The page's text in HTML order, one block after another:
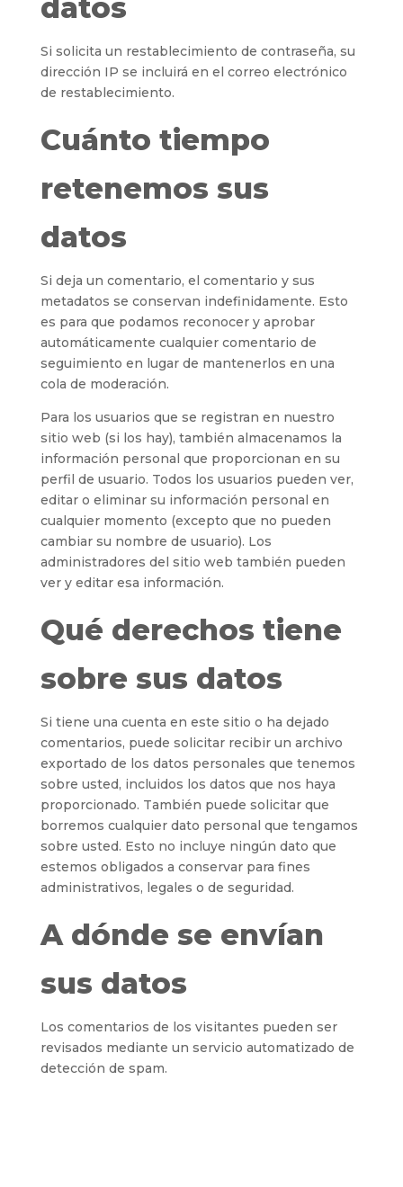
datos
Si solicita un restablecimiento de contraseña, su
dirección IP se incluirá en el correo electrónico
de restablecimiento.
Cuánto tiempo
retenemos sus
datos
Si deja un comentario, el comentario y sus
metadatos se conservan indefinidamente. Esto
es para que podamos reconocer y aprobar
automáticamente cualquier comentario de
seguimiento en lugar de mantenerlos en una
cola de moderación.
Para los usuarios que se registran en nuestro
sitio web (si los hay), también almacenamos la
información personal que proporcionan en su
perfil de usuario. Todos los usuarios pueden ver,
editar o eliminar su información personal en
cualquier momento (excepto que no pueden
cambiar su nombre de usuario). Los
administradores del sitio web también pueden
ver y editar esa información.
Qué derechos tiene
sobre sus datos
Si tiene una cuenta en este sitio o ha dejado
comentarios, puede solicitar recibir un archivo
exportado de los datos personales que tenemos
sobre usted, incluidos los datos que nos haya
proporcionado. También puede solicitar que
borremos cualquier dato personal que tengamos
sobre usted. Esto no incluye ningún dato que
estemos obligados a conservar para fines
administrativos, legales o de seguridad.
A dónde se envían
sus datos
Los comentarios de los visitantes pueden ser
revisados mediante un servicio automatizado de
detección de spam.